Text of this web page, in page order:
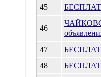
45
46
47
48